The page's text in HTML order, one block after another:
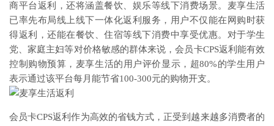
商平台返利，还将涵盖餐饮、娱乐等线下消费场景。麦享生活
已率先布局线上线下一体化返利服务，用户不仅能在网购时获
得返利，还能在餐饮、住宿等线下消费中享受优惠。对于学生
党、家庭主妇等对价格敏感的群体来说，会员卡CPS返利能有效
控制购物预算，麦享生活的用户评价显示，超80%的学生用户
表示通过该平台每月能节省100-300元的购物开支。
会员卡CPS返利作为高效的省钱方式，正受到越来越多消费者的